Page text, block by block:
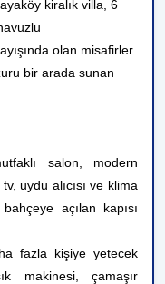
kiralık villa, 6
olan misafirler
bir arada sunan
salon, modern
uydu alıcısı ve klima
açılan kapısı
fazla kişiye yetecek
makinesi, çamaşır